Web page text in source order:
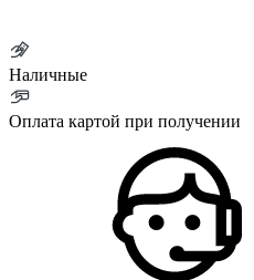
Наличные
Оплата картой при получении